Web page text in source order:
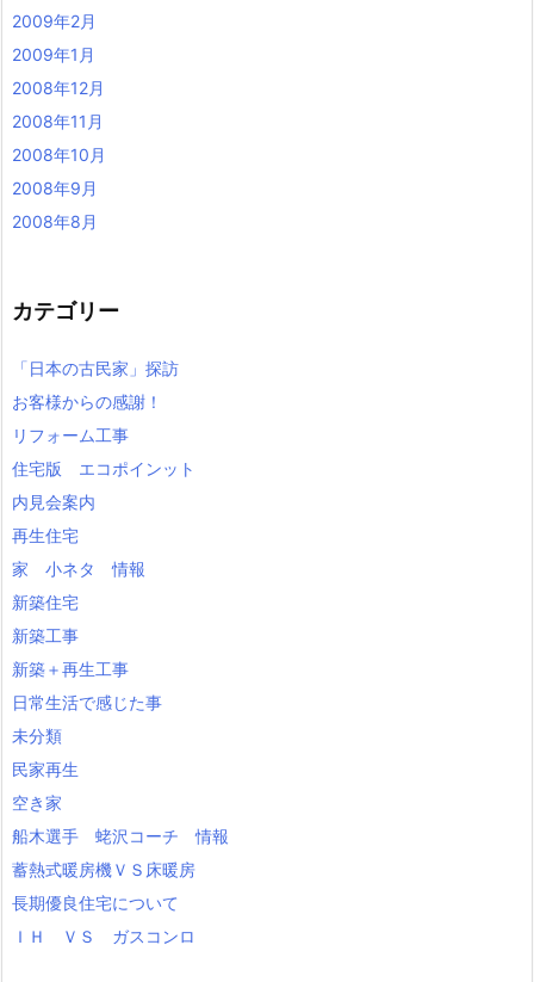
2009年2月
2009年1月
2008年12月
2008年11月
2008年10月
2008年9月
2008年8月
カテゴリー
「日本の古民家」探訪
お客様からの感謝！
リフォーム工事
住宅版 エコポインット
内見会案内
再生住宅
家 小ネタ 情報
新築住宅
新築工事
新築＋再生工事
日常生活で感じた事
未分類
民家再生
空き家
船木選手 蛯沢コーチ 情報
蓄熱式暖房機ＶＳ床暖房
長期優良住宅について
ＩＨ ＶＳ ガスコンロ